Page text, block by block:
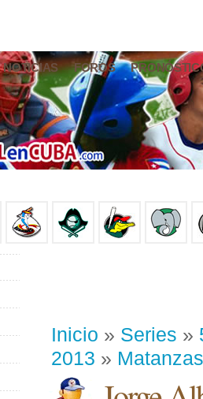
NOTICIAS FOROS
Inicio » Series »
2013 » Matanzas